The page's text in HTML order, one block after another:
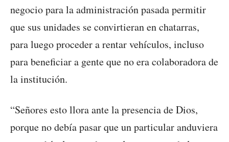
negocio para la administración pasada permitir
que sus unidades se convirtieran en chatarras,
para luego proceder a rentar vehículos, incluso
para beneficiar a gente que no era colaboradora de
la institución.
“Señores esto llora ante la presencia de Dios,
porque no debía pasar que un particular anduviera